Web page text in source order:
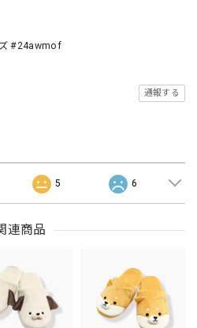
#24awmof
通報する
5 6
連商品